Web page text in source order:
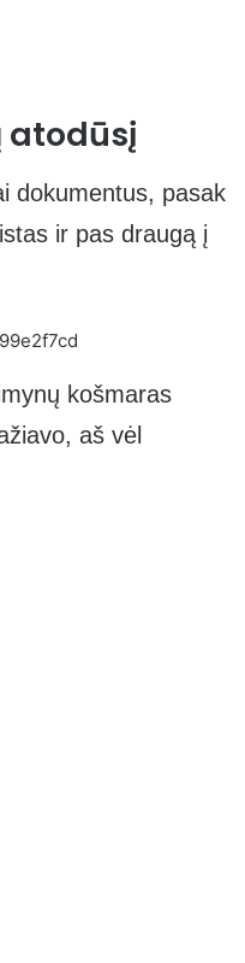
atodūsį
dokumentus, pasak
ir pas draugą į
košmaras
aš vėl